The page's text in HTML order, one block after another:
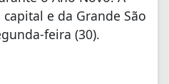
e da Grande São
feira (30).